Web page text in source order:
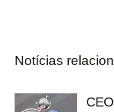
Notícias